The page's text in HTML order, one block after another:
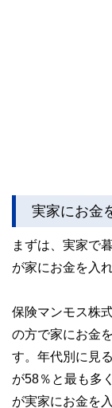
実家にお金
まずは、実家で
が家にお金を入
保険マンモス株
の方で家にお金
す。年代別に見
が58％と最も多
が実家にお金を